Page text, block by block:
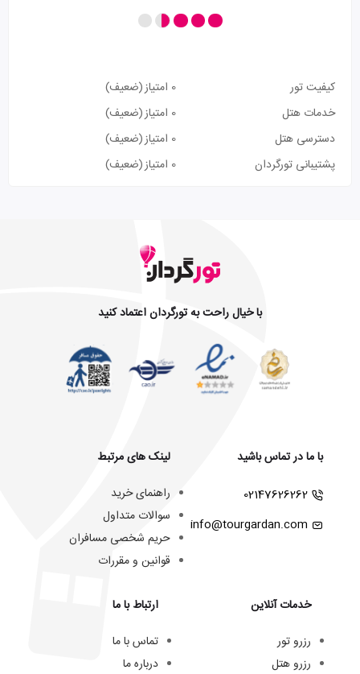
کیفیت تور 0 امتیاز
(ضعیف)
خدمات هتل
0 امتیاز
(ضعیف)
دسترسی هتل
0 امتیاز
(ضعیف)
پشتیبانی تورگردان
0 امتیاز (ضعیف)
با خیال راحت به تورگردان اعتماد کنید
با ما در تماس باشید
02147626262
info@tourgardan.com
خدمات آنلاین
رزرو تور
رزرو هتل
لینک های مرتبط
راهنمای خرید
سوالات متداول
حریم شخصی مسافران
قوانین و مقررات
ارتباط با ما
تماس با ما
درباره ما